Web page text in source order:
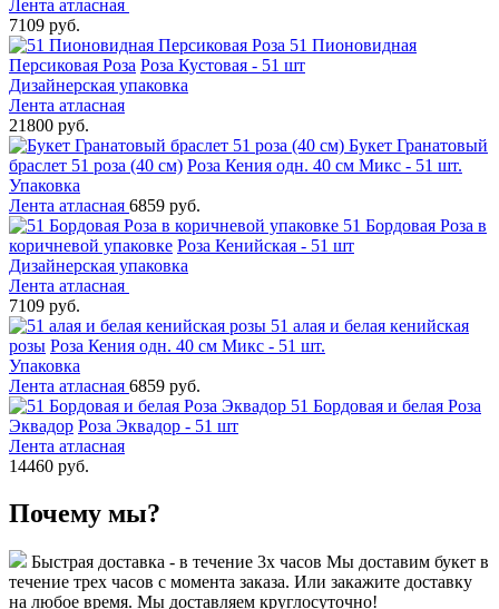
Лента атласная
7109 руб.
51 Пионовидная
Персиковая Роза Роза Кустовая - 51 шт
Дизайнерская упаковка
Лента атласная
21800 руб.
Букет Гранатовый
браслет 51 роза (40 см) Роза Кения одн. 40 см Микс - 51 шт.
Упаковка
Лента атласная 6859 руб.
51 Бордовая Роза в
коричневой упаковке Роза Кенийская - 51 шт
Дизайнерская упаковка
Лента атласная
7109 руб.
51 алая и белая кенийская
розы Роза Кения одн. 40 см Микс - 51 шт.
Упаковка
Лента атласная 6859 руб.
51 Бордовая и белая Роза
Эквадор Роза Эквадор - 51 шт
Лента атласная
14460 руб.
Почему мы?
Быстрая доставка - в течение 3х часов Мы доставим букет в
течение трех часов с момента заказа. Или закажите доставку
на любое время. Мы доставляем круглосуточно!